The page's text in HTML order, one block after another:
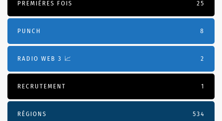
PREMIÈRES FOIS 25
PUNCH 8
RADIO WEB 3 📈 2
RECRUTEMENT 1
RÉGIONS 534